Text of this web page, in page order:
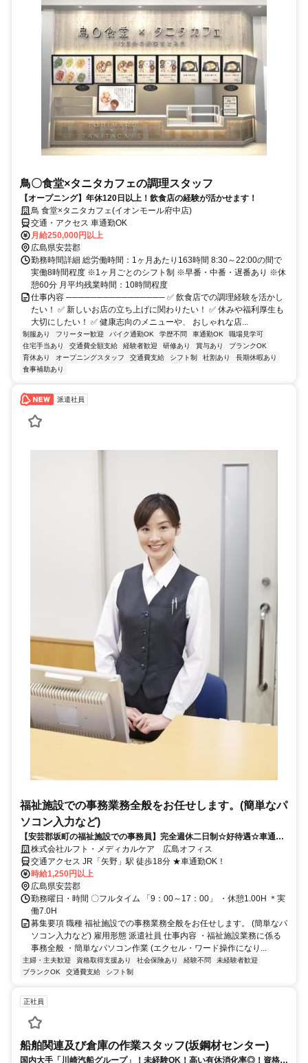
鳥〇食堂×タニタカフェの調理スタッフ
【オープニング】年休120日以上！飲食店の経験が活かせます！
鳥 食堂×タニタカフェ(イオンモール府中店)
交通・アクセス 車通勤OK
月給250,000円以上
広島県安芸郡
勤務時間詳細 総労働時間：1ヶ月あたり163時間 8:30～22:00の間で
実働8時間程度 ※1ヶ月ごとのシフト制 ※早番・中番・遅番あり ※休
憩60分 月平均残業時間：10時間程度
仕事内容 ──────────────── ✅ 飲食店での調理経験を活かし
たい！ ✅ 新しいお店の立ち上げに関わりたい！ ✅ 休みや福利厚生も
大切にしたい！ ✅ 健康志向のメニューや、 おしゃれな店...
制服あり フリーター歓迎 バイク通勤OK 学歴不問 車通勤OK
職場見学可
住宅手当あり
交通費全額支給 経験者歓迎 研修あり 賞与あり
ブランクOK
育休あり
オープニングスタッフ 交通費支給 シフト制 社割あり
長期休暇あり
食事補助あり
派遣社員
福祉施設での事務業務全般をお任せします。(簡単なパ
ソコン入力など)
【安芸郡坂町の福祉施設での事務員】完全週休二日制☆好待遇☆車通勤
OK！株式会社ルフト・メディカルケア 広島オフィス
交通アクセス JR「矢野」駅 徒歩18分 ★車通勤OK！
時給1,250円以上
広島県安芸郡
勤務曜日・時間 〇フルタイム 「9：00～17：00」 ・休憩1.00H ＊実
働7.0H
募集要項 職種 福祉施設での事務業務全般をお任せします。 (簡単なパ
ソコン入力など) 雇用形態 派遣社員 仕事内容 ・福祉施設業務に係る
事務全般 ・簡単なパソコン作業 (エクセル・ワード操作になり...
主婦・主夫歓迎 資格取得支援あり 社会保険あり 経験不問
未経験者歓迎
ブランクOK
交通費支給 シフト制
正社員
船舶関連及び倉庫の作業スタッフ(坂鋼材センター)
国内大手「川崎汽船グループ」！未経験OK！高い有休消化率◎！資格取